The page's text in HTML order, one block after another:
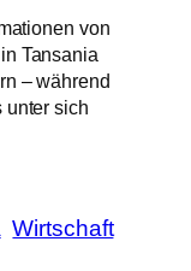
von
Tansania
– während
unter sich
Wirtschaft